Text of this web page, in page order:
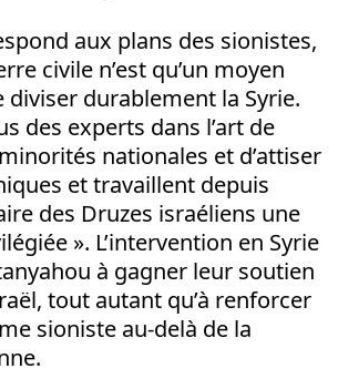
aux plans des sionistes,
civile n’est qu’un moyen
diviser durablement la Syrie.
des experts dans l’art de
nationales et d’attiser
et travaillent depuis
des Druzes israéliens une
». L’intervention en Syrie
à gagner leur soutien
tout autant qu’à renforcer
sioniste au-delà de la